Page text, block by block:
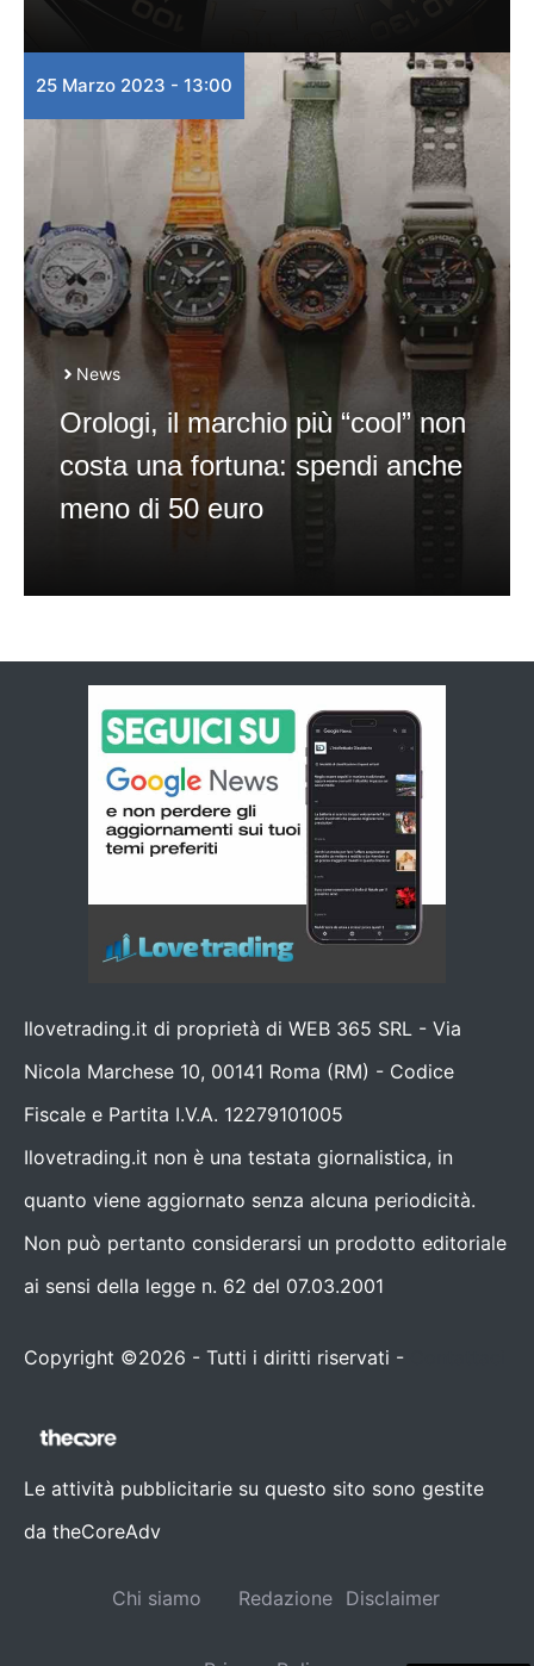
25 Marzo 2023 - 13:00
News
Orologi, il marchio più “cool” non
costa una fortuna: spendi anche
meno di 50 euro
Ilovetrading.it di proprietà di WEB 365 SRL - Via
Nicola Marchese 10, 00141 Roma (RM) - Codice
Fiscale e Partita I.V.A. 12279101005
Ilovetrading.it non è una testata giornalistica, in
quanto viene aggiornato senza alcuna periodicità.
Non può pertanto considerarsi un prodotto editoriale
ai sensi della legge n. 62 del 07.03.2001
Copyright ©2026 - Tutti i diritti riservati -
Le attività pubblicitarie su questo sito sono gestite
da theCoreAdv
Chi siamo Redazione Disclaimer